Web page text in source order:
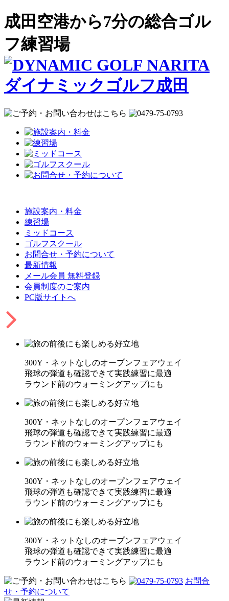
成田空港から7分の総合ゴル
フ練習場
施設案内・料金
練習場
ミッドコース
ゴルフスクール
お問合せ・予約について
最新情報
メール会員 無料登録
会員制度のご案内
PC版サイトへ
300Y・ネットなしのオープンフェアウェイ
飛球の弾道も確認できて実践練習に最適
ラウンド前のウォーミングアップにも
300Y・ネットなしのオープンフェアウェイ
飛球の弾道も確認できて実践練習に最適
ラウンド前のウォーミングアップにも
300Y・ネットなしのオープンフェアウェイ
飛球の弾道も確認できて実践練習に最適
ラウンド前のウォーミングアップにも
300Y・ネットなしのオープンフェアウェイ
飛球の弾道も確認できて実践練習に最適
ラウンド前のウォーミングアップにも
お問合
せ・予約について